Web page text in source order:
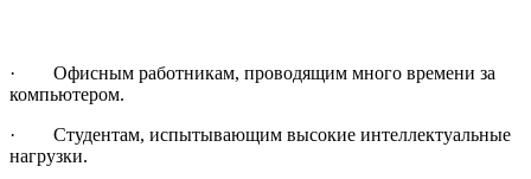
· Офисным работникам, проводящим много времени за
компьютером.
· Студентам, испытывающим высокие интеллектуальные
нагрузки.